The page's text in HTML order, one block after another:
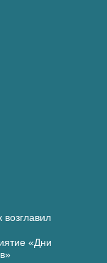
возглавил
«Дни